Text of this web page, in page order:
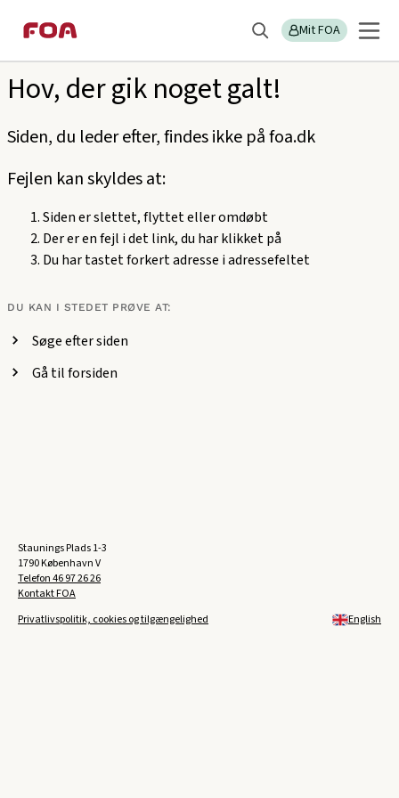
til
hovedindhold
til
hovedmenu
Søg Mit FOA
menu
404
Hov, der gik noget galt!
Siden, du leder efter, findes ikke på foa.dk
Fejlen kan skyldes at:
Siden er slettet, flyttet eller omdøbt
Der er en fejl i det link, du har klikket på
Du har tastet forkert adresse i adressefeltet
DU KAN I STEDET PRØVE AT:
Søge efter siden
Gå til forsiden
Staunings Plads 1-3
1790 København V
Telefon46 97 26 26
Kontakt FOA
Privatlivspolitik, cookies og tilgængelighed
English